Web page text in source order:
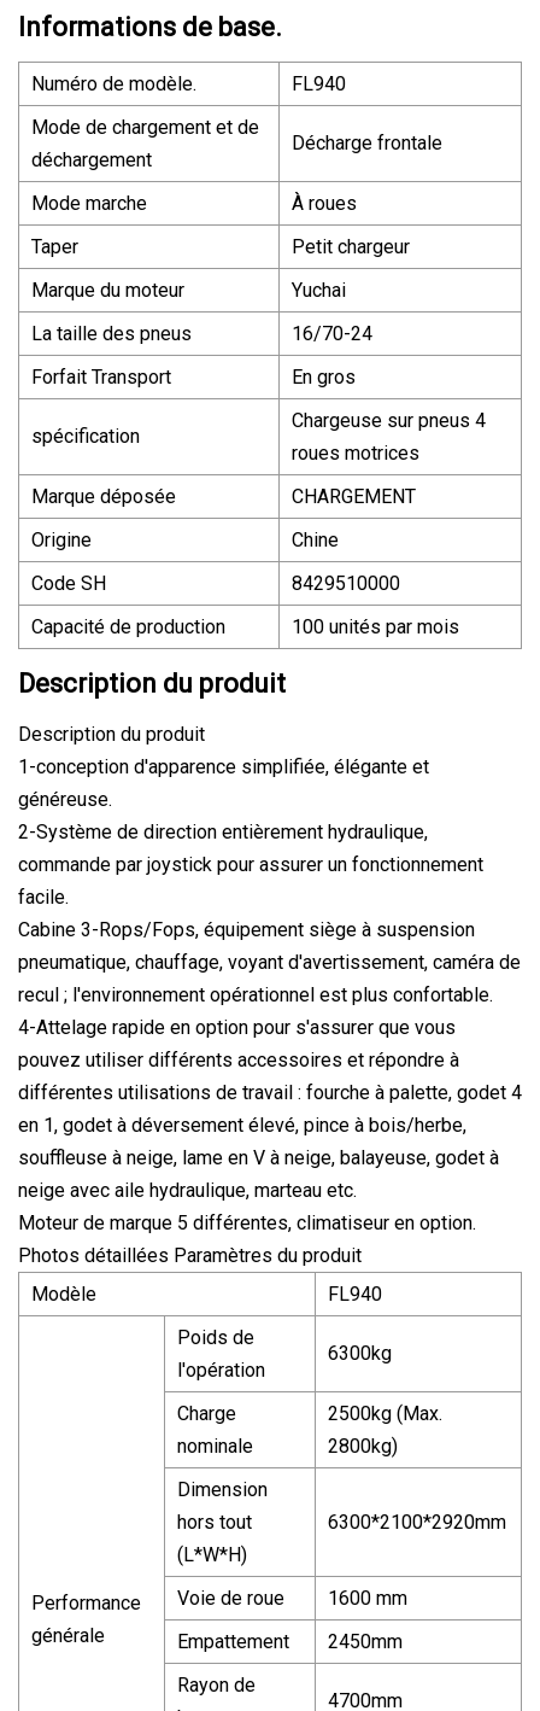
Informations de base.
Numéro de modèle.
FL940
Mode de chargement et de
déchargement
Décharge frontale
Mode marche
À roues
Taper
Petit chargeur
Marque du moteur
Yuchai
La taille des pneus
16/70-24
Forfait Transport
En gros
spécification
Chargeuse sur pneus 4
roues motrices
Marque déposée
CHARGEMENT
Origine
Chine
Code SH
8429510000
Capacité de production
100 unités par mois
Description du produit
Description du produit
1-conception d'apparence simplifiée, élégante et
généreuse.
2-Système de direction entièrement hydraulique,
commande par joystick pour assurer un fonctionnement
facile.
Cabine 3-Rops/Fops, équipement siège à suspension
pneumatique, chauffage, voyant d'avertissement, caméra de
recul ; l'environnement opérationnel est plus confortable.
4-Attelage rapide en option pour s'assurer que vous
pouvez utiliser différents accessoires et répondre à
différentes utilisations de travail : fourche à palette, godet 4
en 1, godet à déversement élevé, pince à bois/herbe,
souffleuse à neige, lame en V à neige, balayeuse, godet à
neige avec aile hydraulique, marteau etc.
Moteur de marque 5 différentes, climatiseur en option.
Photos détaillées Paramètres du produit
Modèle
FL940
Performance
générale
Poids de
l'opération
6300kg
Charge
nominale
2500kg (Max.
2800kg)
Dimension
hors tout
(L*W*H)
6300*2100*2920mm
Voie de roue
1600 mm
Empattement
2450mm
Rayon de
4700mm